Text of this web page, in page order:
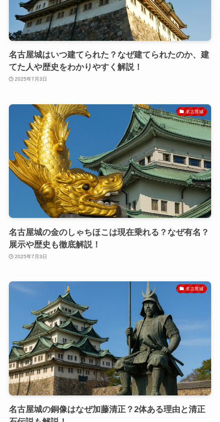
名古屋城はいつ建てられた？なぜ建てられたのか、建
てた人や歴史をわかりやすく解説！
2025年7月3日
名古屋城
名古屋城の金のしゃちほこは現在乗れる？なぜ有名？
展示や歴史も徹底解説！
2025年7月3日
名古屋城
名古屋城の銅像はなぜ加藤清正？2体ある理由と清正